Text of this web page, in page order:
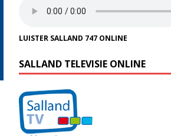
LUISTER SALLAND 747 ONLINE
SALLAND TELEVISIE ONLINE